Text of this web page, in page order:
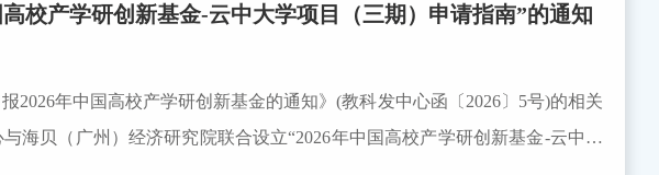
技术研究院2026年6月26日
校产学研创新基金-云中大学项目（三期）申请指南”的通知
2026年中国高校产学研创新基金的通知》(教科发中心函〔2026〕5号)的相关
海贝（广州）经济研究院联合设立“2026年中国高校产学研创新基金-云中大